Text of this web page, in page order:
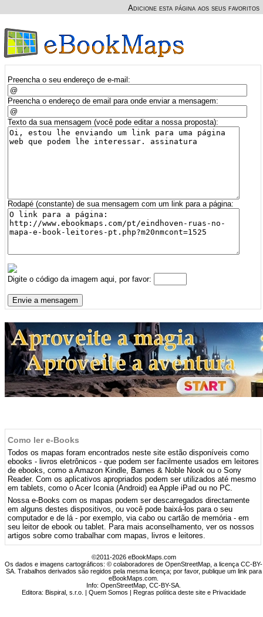
Adicione esta página aos seus favoritos
Preencha o seu endereço de e-mail:
Preencha o endereço de email para onde enviar a mensagem:
Texto da sua mensagem (você pode editar a nossa proposta):
Rodapé (constante) de sua mensagem com um link para a página:
Digite o código da imagem aqui, por favor:
Como ler e-Books
Todos os mapas foram encontrados neste site estão disponíveis como
ebooks - livros eletrônicos - que podem ser facilmente usados ​​em leitores
de ebooks, como a Amazon Kindle, Barnes & Noble Nook ou o Sony
Reader. Com os aplicativos apropriados podem ser utilizados até mesmo
em tablets, como o Acer Iconia (Android) ea Apple iPad ou no PC.
Nossa e-Books com os mapas podem ser descarregados directamente
em alguns destes dispositivos, ou você pode baixá-los para o seu
computador e de lá - por exemplo, via cabo ou cartão de memória - em
seu leitor de ebook ou tablet. Para mais aconselhamento, ver os nossos
artigos sobre como trabalhar com mapas, livros e leitores.
©2011-2026 eBookMaps.com
Os dados e imagens cartográficos: © colaboradores de OpenStreetMap, a licença CC-BY-
SA. Trabalhos derivados são regidos pela mesma licença; por favor, publique um link para
eBookMaps.com.
Info:OpenStreetMap ,CC-BY-SA
Editora: Bispiral, s.r.o. | Quem Somos | Regras política deste site e Privacidade